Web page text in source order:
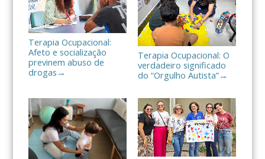
Terapia Ocupacional:
Afeto e socialização
previnem abuso de
drogas →
Terapia Ocupacional: O
verdadeiro significado
do “Orgulho Autista”→